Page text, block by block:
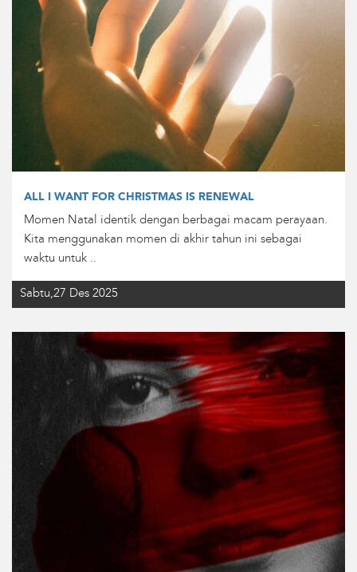
ALL I WANT FOR CHRISTMAS IS RENEWAL
Momen Natal identik dengan berbagai macam perayaan.
Kita menggunakan momen di akhir tahun ini sebagai
waktu untuk ..
Sabtu,27 Des 2025